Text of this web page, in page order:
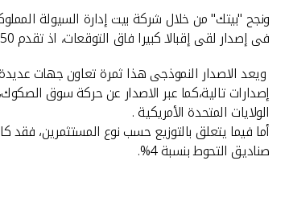
فى إصدار لقى إقبالا كبيرا فاق التوقعات، اذ تقدم 250 مستثمر بطلبات للمشاركة بلغت قيمتها 7.1 مليار دولار أمريكي، أي بنسبة تغطية لقيمة الصكوك تقارب 5 مرات عن مبلغ الإصدار.
ويعد الاصدار النموذجى هذا ثمرة تعاون جهات
الولايات المتحدة الأمريكية .
صناديق التحوط بنسبة 4%.